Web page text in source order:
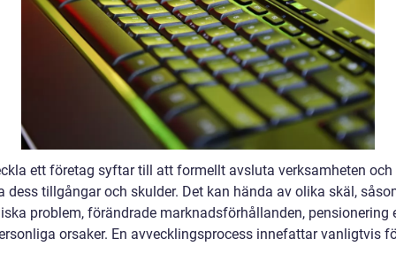
ett företag syftar till att formellt avsluta verksamheten och
dess tillgångar och skulder. Det kan hända av olika skäl,
problem, förändrade marknadsförhållanden, pensionering
orsaker. En avvecklingsprocess innefattar vanligtvis